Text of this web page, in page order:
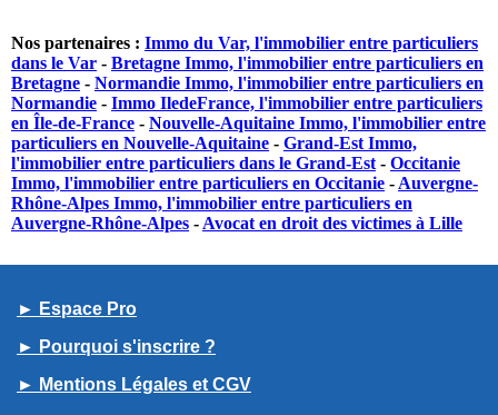
Nos partenaires : Immo du Var, l'immobilier entre particuliers
dans le Var - Bretagne Immo, l'immobilier entre particuliers en
Bretagne - Normandie Immo, l'immobilier entre particuliers en
Normandie - Immo IledeFrance, l'immobilier entre particuliers
en Île-de-France - Nouvelle-Aquitaine Immo, l'immobilier entre
particuliers en Nouvelle-Aquitaine - Grand-Est Immo,
l'immobilier entre particuliers dans le Grand-Est - Occitanie
Immo, l'immobilier entre particuliers en Occitanie - Auvergne-
Rhône-Alpes Immo, l'immobilier entre particuliers en
Auvergne-Rhône-Alpes - Avocat en droit des victimes à Lille
► Espace Pro
► Pourquoi s'inscrire ?
► Mentions Légales et CGV